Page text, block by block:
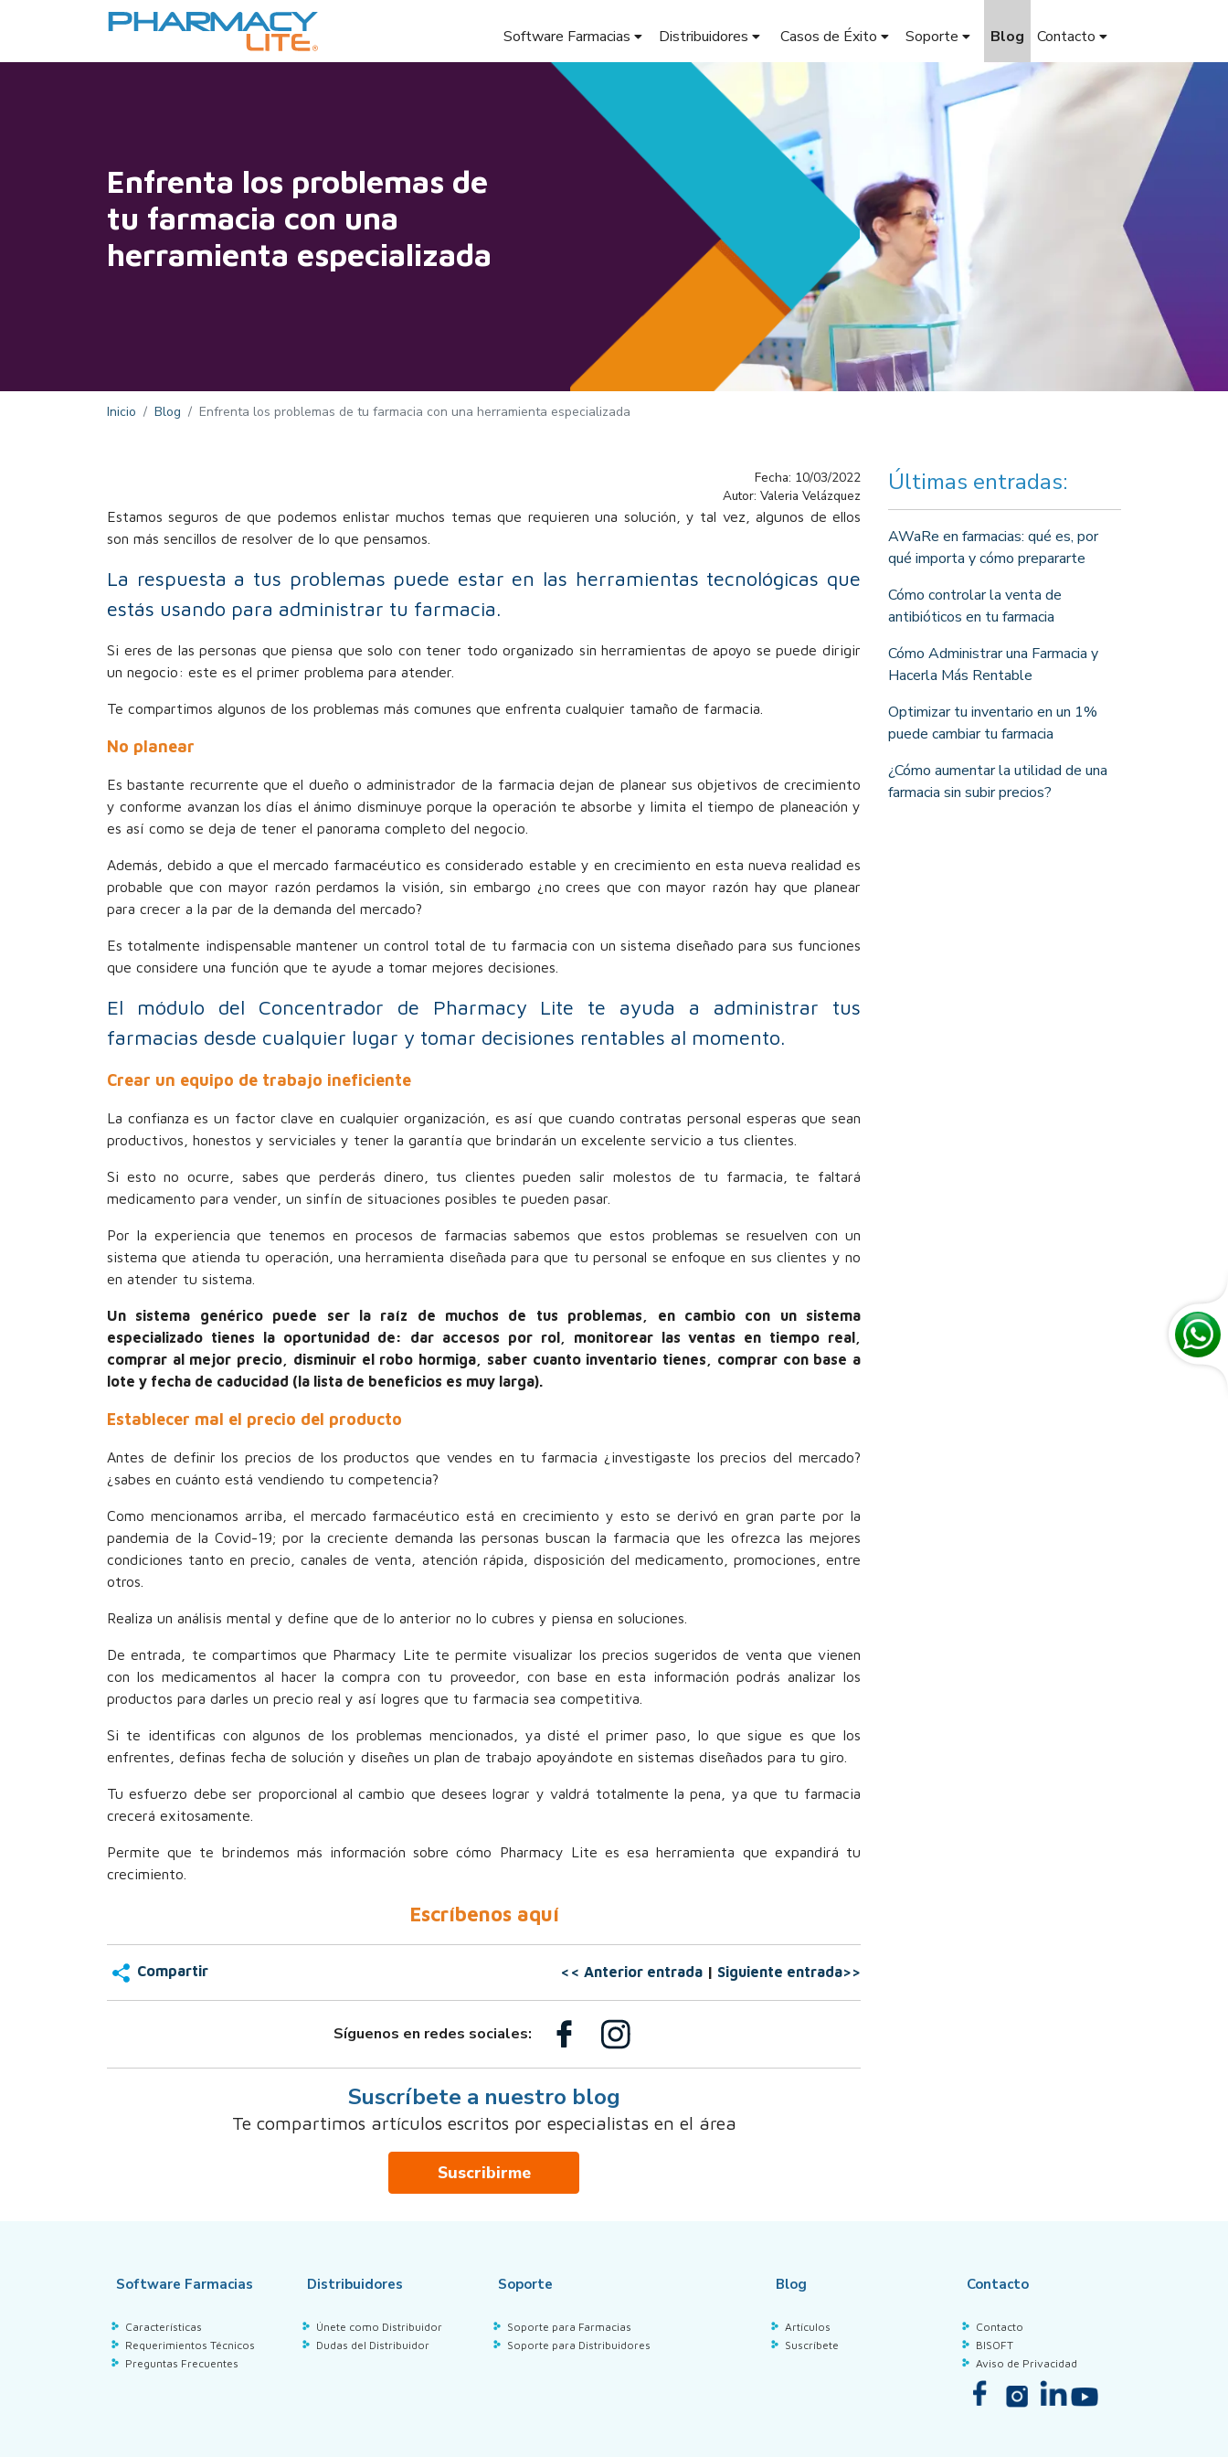
Software Farmacias Distribuidores Casos de Éxito Soporte Blog Contacto
Enfrenta los problemas de
tu farmacia con una
herramienta especializada
Inicio Blog Enfrenta los problemas de tu farmacia con una herramienta especializada
Fecha: 10/03/2022
Autor: Valeria Velázquez
Estamos seguros de que podemos enlistar muchos temas que requieren una solución, y tal vez, algunos de ellos
son más sencillos de resolver de lo que pensamos.
La respuesta a tus problemas puede estar en las herramientas tecnológicas que
estás usando para administrar tu farmacia.
Si eres de las personas que piensa que solo con tener todo organizado sin herramientas de apoyo se puede dirigir
un negocio: este es el primer problema para atender.
Te compartimos algunos de los problemas más comunes que enfrenta cualquier tamaño de farmacia.
No planear
Es bastante recurrente que el dueño o administrador de la farmacia dejan de planear sus objetivos de crecimiento
y conforme avanzan los días el ánimo disminuye porque la operación te absorbe y limita el tiempo de planeación y
es así como se deja de tener el panorama completo del negocio.
Además, debido a que el mercado farmacéutico es considerado estable y en crecimiento en esta nueva realidad es
probable que con mayor razón perdamos la visión, sin embargo ¿no crees que con mayor razón hay que planear
para crecer a la par de la demanda del mercado?
Es totalmente indispensable mantener un control total de tu farmacia con un sistema diseñado para sus funciones
que considere una función que te ayude a tomar mejores decisiones.
El módulo del Concentrador de Pharmacy Lite te ayuda a administrar tus
farmacias desde cualquier lugar y tomar decisiones rentables al momento.
Crear un equipo de trabajo ineficiente
La confianza es un factor clave en cualquier organización, es así que cuando contratas personal esperas que sean
productivos, honestos y serviciales y tener la garantía que brindarán un excelente servicio a tus clientes.
Si esto no ocurre, sabes que perderás dinero, tus clientes pueden salir molestos de tu farmacia, te faltará
medicamento para vender, un sinfín de situaciones posibles te pueden pasar.
Por la experiencia que tenemos en procesos de farmacias sabemos que estos problemas se resuelven con un
sistema que atienda tu operación, una herramienta diseñada para que tu personal se enfoque en sus clientes y no
en atender tu sistema.
Un sistema genérico puede ser la raíz de muchos de tus problemas, en cambio con un sistema
especializado tienes la oportunidad de: dar accesos por rol, monitorear las ventas en tiempo real,
comprar al mejor precio, disminuir el robo hormiga, saber cuanto inventario tienes, comprar con base a
lote y fecha de caducidad (la lista de beneficios es muy larga).
Establecer mal el precio del producto
Antes de definir los precios de los productos que vendes en tu farmacia ¿investigaste los precios del mercado?
¿sabes en cuánto está vendiendo tu competencia?
Como mencionamos arriba, el mercado farmacéutico está en crecimiento y esto se derivó en gran parte por la
pandemia de la Covid-19; por la creciente demanda las personas buscan la farmacia que les ofrezca las mejores
condiciones tanto en precio, canales de venta, atención rápida, disposición del medicamento, promociones, entre
otros.
Realiza un análisis mental y define que de lo anterior no lo cubres y piensa en soluciones.
De entrada, te compartimos que Pharmacy Lite te permite visualizar los precios sugeridos de venta que vienen
con los medicamentos al hacer la compra con tu proveedor, con base en esta información podrás analizar los
productos para darles un precio real y así logres que tu farmacia sea competitiva.
Si te identificas con algunos de los problemas mencionados, ya disté el primer paso, lo que sigue es que los
enfrentes, definas fecha de solución y diseñes un plan de trabajo apoyándote en sistemas diseñados para tu giro.
Tu esfuerzo debe ser proporcional al cambio que desees lograr y valdrá totalmente la pena, ya que tu farmacia
crecerá exitosamente.
Permite que te brindemos más información sobre cómo Pharmacy Lite es esa herramienta que expandirá tu
crecimiento.
Escríbenos aquí
Compartir << Anterior entrada| Siguiente entrada>>
Últimas entradas:
AWaRe en farmacias: qué es, por
qué importa y cómo prepararte
Cómo controlar la venta de
antibióticos en tu farmacia
Cómo Administrar una Farmacia y
Hacerla Más Rentable
Optimizar tu inventario en un 1%
puede cambiar tu farmacia
¿Cómo aumentar la utilidad de una
farmacia sin subir precios?
Síguenos en redes sociales:
Suscríbete a nuestro blog
Te compartimos artículos escritos por especialistas en el área
Suscribirme
Software Farmacias
Características
Requerimientos Técnicos
Preguntas Frecuentes
Distribuidores
Únete como Distribuidor
Dudas del Distribuidor
Soporte
Soporte para Farmacias
Soporte para Distribuidores
Blog
Artículos
Suscríbete
Contacto
Contacto
BISOFT
Aviso de Privacidad